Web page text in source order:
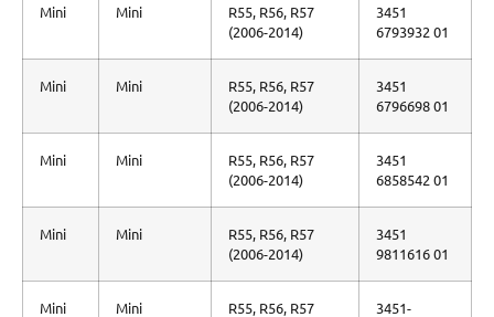
Mini Mini
R55, R56, R57
(2006-2014)
3451
6793932 01
Mini Mini
R55, R56, R57
(2006-2014)
3451
6796698 01
Mini Mini
R55, R56, R57
(2006-2014)
3451
6858542 01
Mini Mini
R55, R56, R57
(2006-2014)
3451
9811616 01
Mini Mini
R55, R56, R57
3451-